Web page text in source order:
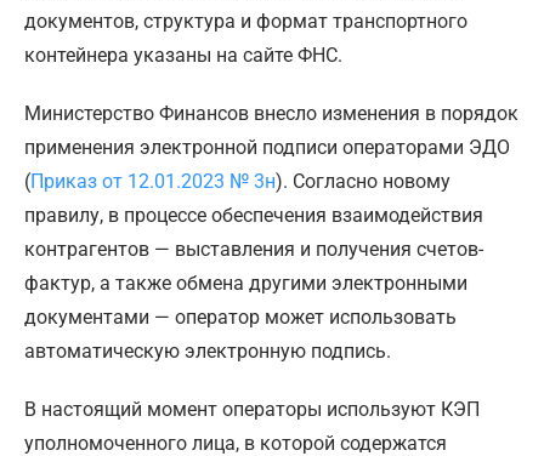
документов, структура и формат транспортного
контейнера указаны на сайте ФНС.
Министерство Финансов внесло изменения в порядок
применения электронной подписи операторами ЭДО
(Приказ от 12.01.2023 № 3н). Согласно новому
правилу, в процессе обеспечения взаимодействия
контрагентов — выставления и получения счетов-
фактур, а также обмена другими электронными
документами — оператор может использовать
автоматическую электронную подпись.
В настоящий момент операторы используют КЭП
уполномоченного лица, в которой содержатся